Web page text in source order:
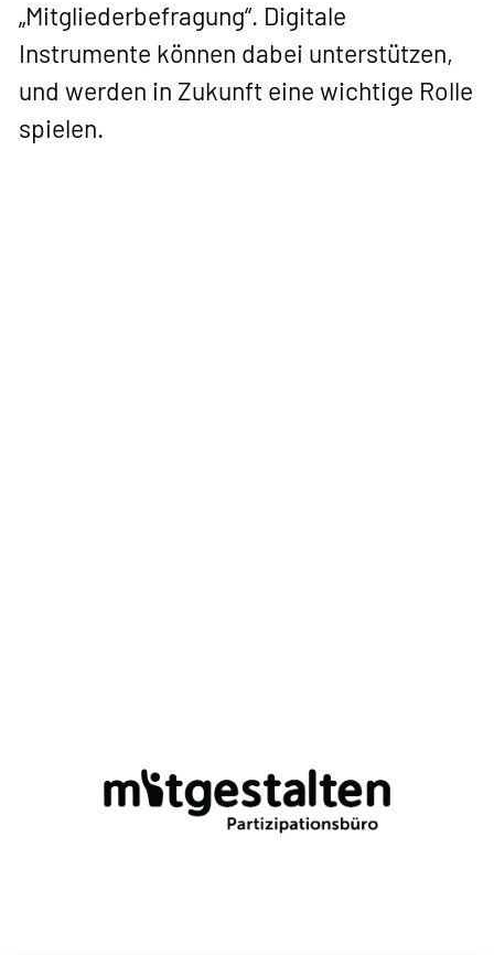
„Mitgliederbefragung“. Digitale
Instrumente können dabei unterstützen,
und werden in Zukunft eine wichtige Rolle
spielen.